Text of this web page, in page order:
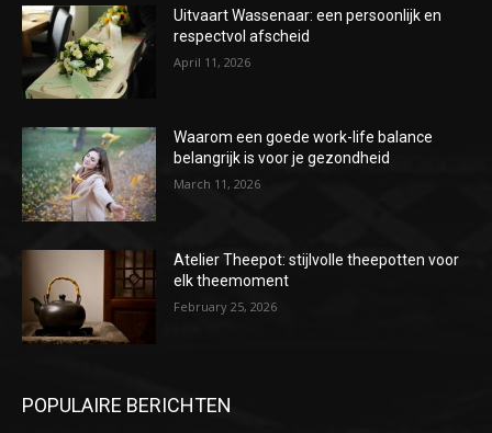
Uitvaart Wassenaar: een persoonlijk en
respectvol afscheid
April 11, 2026
Waarom een goede work-life balance
belangrijk is voor je gezondheid
March 11, 2026
Atelier Theepot: stijlvolle theepotten voor
elk theemoment
February 25, 2026
POPULAIRE BERICHTEN